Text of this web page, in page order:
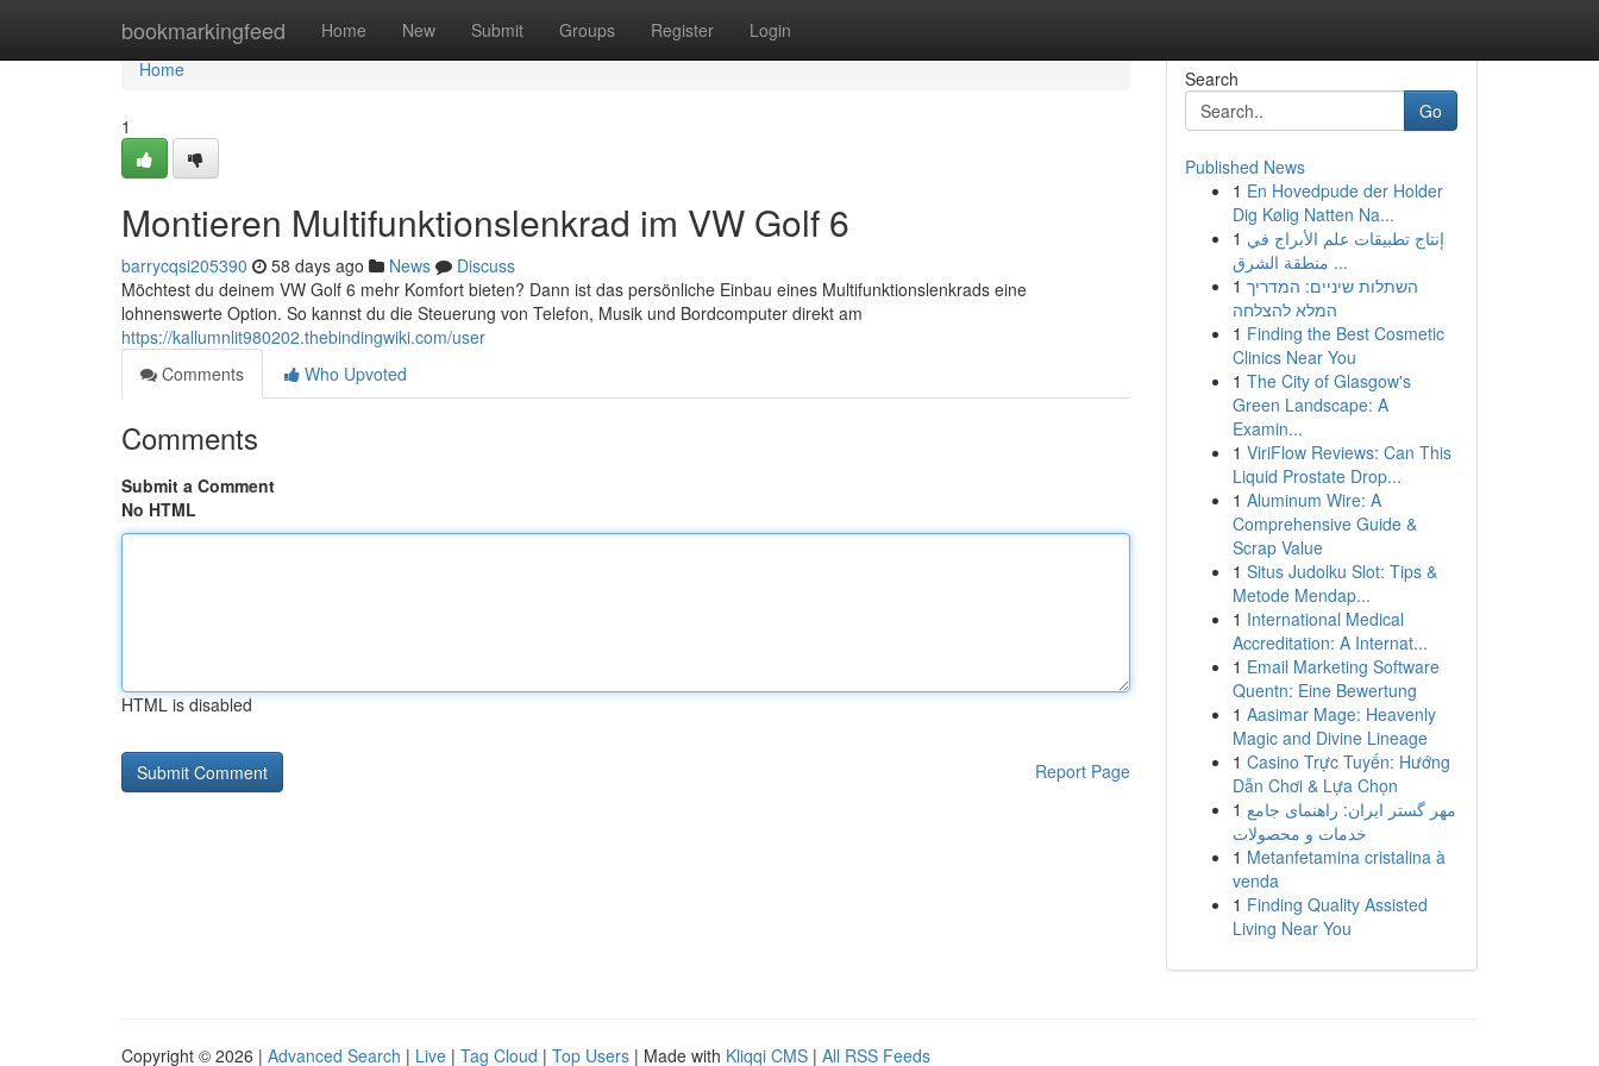
bookmarkingfeed Home New Submit Groups Register Login
Home
Home
1
Montieren Multifunktionslenkrad im VW Golf 6
barrycqsi205390 58 days ago News
Discuss
Möchtest du deinem VW Golf 6 mehr Komfort bieten? Dann ist das persönliche Einbau eines Multifunktionslenkrads eine
lohnenswerte Option. So kannst du die Steuerung von Telefon, Musik und Bordcomputer direkt am
https://kallumnlit980202.thebindingwiki.com/user
Comments
Who Upvoted
Comments
Submit a Comment
No HTML
HTML is disabled
Report Page
Search
Go
Published News
1 En Hovedpude der Holder
Dig Kølig Natten Na...
1 إنتاج تطبيقات علم الأبراج في
منطقة الشرق ...
1 השתלות שיניים: המדריך
המלא להצלחה
1 Finding the Best Cosmetic
Clinics Near You
1 The City of Glasgow's
Green Landscape: A
Examin...
1 ViriFlow Reviews: Can This
Liquid Prostate Drop...
1 Aluminum Wire: A
Comprehensive Guide &
Scrap Value
1 Situs Judolku Slot: Tips &
Metode Mendap...
1 International Medical
Accreditation: A Internat...
1 Email Marketing Software
Quentn: Eine Bewertung
1 Aasimar Mage: Heavenly
Magic and Divine Lineage
1 Casino Trực Tuyến: Hướng
Dẫn Chơi & Lựa Chọn
1 مهر گستر ایران: راهنمای جامع
خدمات و محصولات
1 Metanfetamina cristalina à
venda
1 Finding Quality Assisted
Living Near You
Copyright © 2026 | Advanced Search | Live | Tag Cloud | Top Users | Made with Kliqqi CMS | All RSS Feeds